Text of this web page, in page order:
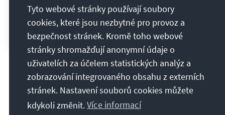
Verfolgen Sie die Inhalte des European Data Summits
2024 - DAY ONE.
Tyto webové stránky používají soubory
cookies, které jsou nezbytné pro provoz a
bezpečnost stránek. Kromě toho webové
stránky shromažďují anonymní údaje o
uživatelích za účelem statistických analýz a
zobrazování integrovaného obsahu z externích
stránek. Nastavení souborů cookies můžete
kdykoli změnit.Více informací